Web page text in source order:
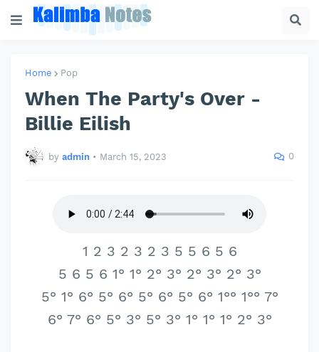
Home Pop
When The Party's Over -
Billie Eilish
by admin • March 15, 2023 0
1 2 3 2 3 2 3 5 5 6 5 6
5 6 5 6 1° 1° 2° 3° 2° 3° 2° 3°
5° 1° 6° 5° 6° 5° 6° 5° 6° 1°° 1°° 7°
6° 7° 6° 5° 3° 5° 3° 1° 1° 1° 2° 3°